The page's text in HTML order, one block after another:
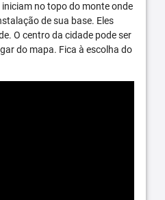
no topo do monte onde
de sua base. Eles
O centro da cidade pode ser
do mapa. Fica à escolha do